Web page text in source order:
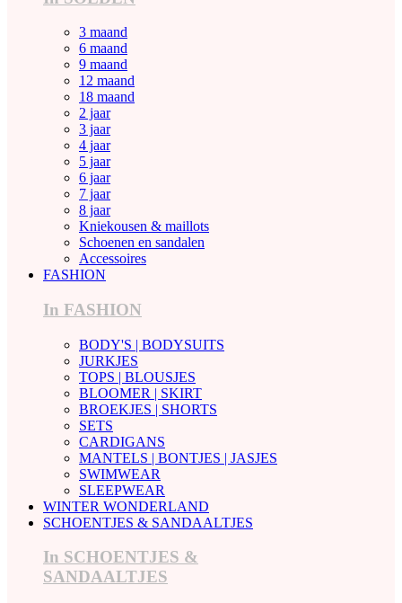
3 maand
6 maand
9 maand
12 maand
18 maand
2 jaar
3 jaar
4 jaar
5 jaar
6 jaar
7 jaar
8 jaar
Kniekousen & maillots
Schoenen en sandalen
Accessoires
FASHION
In FASHION
BODY'S | BODYSUITS
JURKJES
TOPS | BLOUSJES
BLOOMER | SKIRT
BROEKJES | SHORTS
SETS
CARDIGANS
MANTELS | BONTJES | JASJES
SWIMWEAR
SLEEPWEAR
WINTER WONDERLAND
SCHOENTJES & SANDAALTJES
In SCHOENTJES &
SANDAALTJES